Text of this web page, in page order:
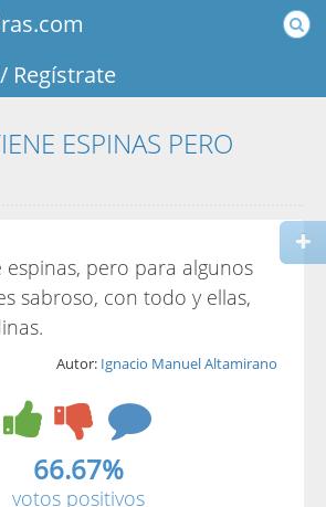
/ Regístrate
ESPINAS PERO
espinas, pero para algunos
sabroso, con todo y ellas,
Autor: Ignacio Manuel Altamirano
66.67%
votos positivos